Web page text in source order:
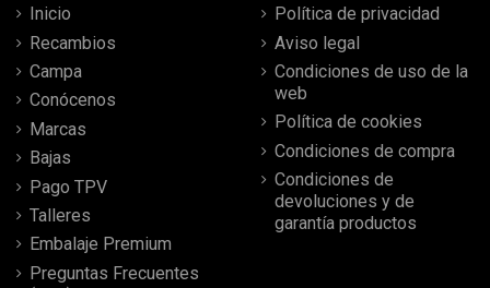
Inicio
Recambios
Campa
Conócenos
Marcas
Bajas
Pago TPV
Talleres
Embalaje Premium
Preguntas Frecuentes
Política de privacidad
Aviso legal
Condiciones de uso de la
web
Política de cookies
Condiciones de compra
Condiciones de
devoluciones y de
garantía productos